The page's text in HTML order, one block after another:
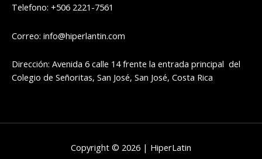
Telefono: +506 2221-7561
Correo: info@hiperlantin.com
Dirección: Avenida 6 calle 14 frente la entrada principal del
Colegio de Señoritas, San José, San José, Costa Rica
Copyright © 2026 | HiperLatin